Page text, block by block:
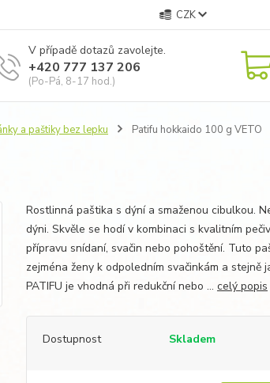
CZK
V případě dotazů zavolejte.
+420 777 137 206
(Po-Pá, 8-17 hod.)
a paštiky bez lepku Patifu hokkaido 100 g VETO
Rostlinná paštika s dýní a smaženou cibulkou.
dýni. Skvěle se hodí v kombinaci s kvalitním
přípravu snídaní, svačin nebo pohoštění. Tuto
zejména ženy k odpoledním svačinkám a stejně
PATIFU je vhodná při redukční nebo ... celý popis
Dostupnost Skladem